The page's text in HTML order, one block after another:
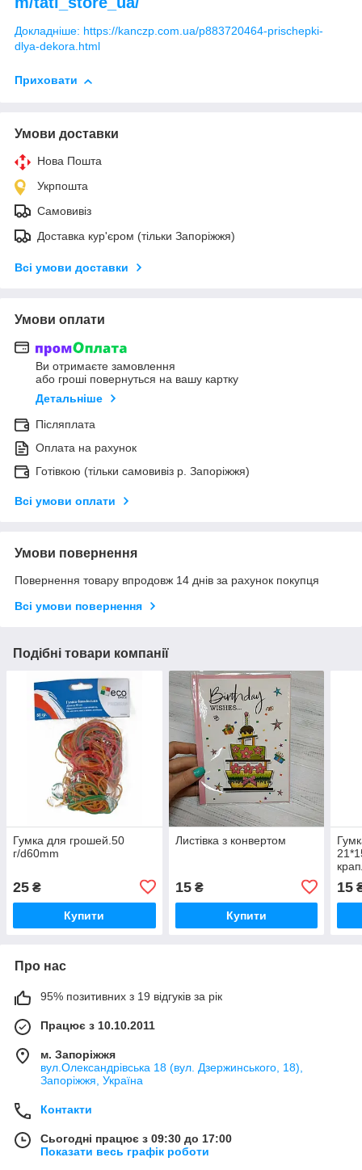
Докладніше: https://kanczp.com.ua/p883720464-prischepki-
dlya-dekora.html
Приховати
Умови доставки
Нова Пошта
Укрпошта
Самовивіз
Доставка кур'єром (тільки Запоріжжя)
Всі умови доставки
Умови оплати
Ви отримаєте замовлення
або гроші повернуться на вашу картку
Детальніше
Післяплата
Оплата на рахунок
Готівкою (тільки самовивіз р. Запоріжжя)
Всі умови оплати
Умови повернення
Повернення товару впродовж 14 днів за рахунок покупця
Всі умови повернення
Подібні товари компанії
Гумка для грошей.50
г/d60mm
25 ₴
Купити
Листівка з конвертом
15₴
Купити
15
Про нас
95% позитивних з 19 відгуків за рік
Працює з 10.10.2011
м. Запоріжжя
вул.Олександрівська 18 (вул. Дзержинського, 18),
Запоріжжя, Україна
Контакти
Сьогодні працює з 09:30 до 17:00
Показати весь графік роботи